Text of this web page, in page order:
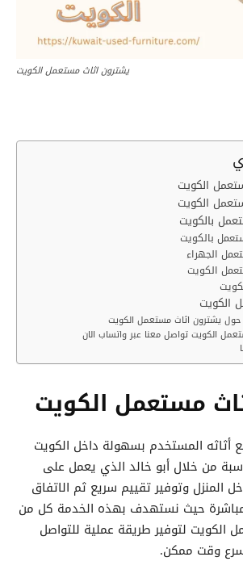
يشترون اثاث مستعمل الكويت
الكويت
الكويت
بالكويت
بالكويت
الجهراء
الكويت
الكويت
حول يشترون اثاث مستعمل الكويت
الكويت تواصل معنا عبر واتساب الان
مستعمل الكويت
المستخدم بسهولة داخل الكويت
من خلال أبو خالد الذي يعمل على
المنزل وتوفير تقييم سريع ثم الاتفاق
حيث نستهدف بهذه الخدمة كل من
الكويت لتوفير طريقة عملية للتواصل
وقت ممكن.